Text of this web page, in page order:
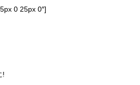
0 25px 0″]
!